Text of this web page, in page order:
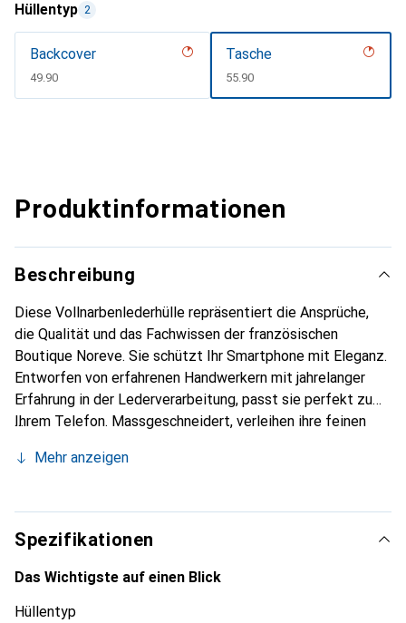
Hüllentyp 2
Backcover
CHF
49.90
Tasche
CHF
55.90
Produktinformationen
Beschreibung
Diese Vollnarbenlederhülle repräsentiert die Ansprüche,
die Qualität und das Fachwissen der französischen
Boutique Noreve. Sie schützt Ihr Smartphone mit Eleganz.
Entworfen von erfahrenen Handwerkern mit jahrelanger
Erfahrung in der Lederverarbeitung, passt sie perfekt zu
Ihrem Telefon. Massgeschneidert, verleihen ihre feinen
und unverzichtbaren Accessoire für Ihr Smartphone. Die
Produkte anerkannt und eine zuverlässige Wahl für eine
anspruchsvolle Kundschaft.
Mehr anzeigen
Spezifikationen
Das Wichtigste auf einen Blick
Hüllentyp